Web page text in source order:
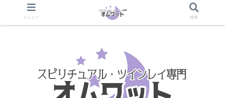
メニュー 検索